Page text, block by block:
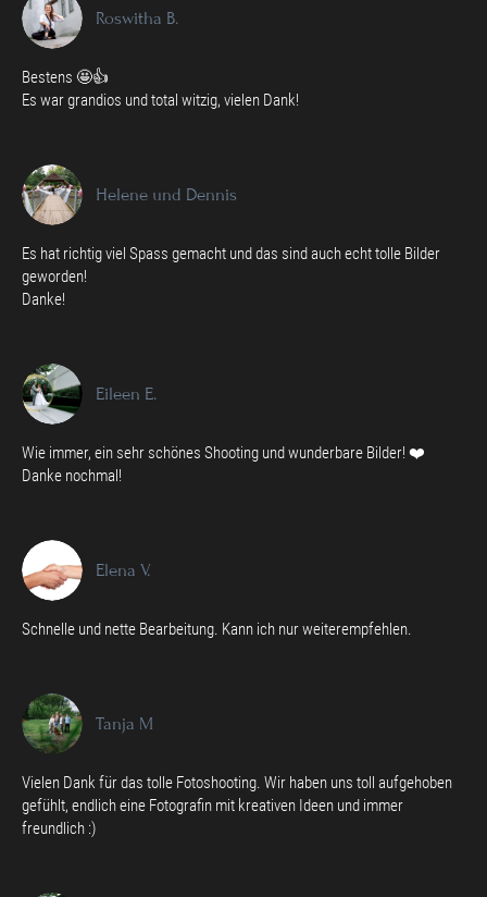
Roswitha B.
Bestens 🤩👍
Es war grandios und total witzig, vielen Dank!
Helene und Dennis
Es hat richtig viel Spass gemacht und das sind auch echt tolle Bilder
geworden!
Danke!
Eileen E.
Wie immer, ein sehr schönes Shooting und wunderbare Bilder! ❤️
Danke nochmal!
Elena V.
Schnelle und nette Bearbeitung. Kann ich nur weiterempfehlen.
Tanja M
Vielen Dank für das tolle Fotoshooting. Wir haben uns toll aufgehoben
gefühlt, endlich eine Fotografin mit kreativen Ideen und immer
freundlich :)